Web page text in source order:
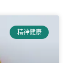
精神健康